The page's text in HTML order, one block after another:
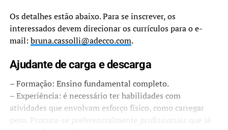
Os detalhes estão abaixo. Para se inscrever, os
interessados devem direcionar os currículos para o e-
mail: bruna.cassolli@adecco.com.
Ajudante de carga e descarga
– Formação: Ensino fundamental completo.
– Experiência: é necessário ter habilidades com
atividades que envolvam esforço físico, como carregar
peso. Procura-se preferencialmente profissionais que já